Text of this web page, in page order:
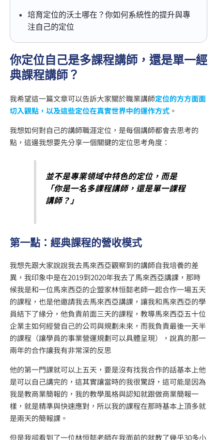
培育定位的沃土哪在？你如何系統性的提升與專
注自己的定位
你定位自己是多課程講師，還是單一經
典課程講師？
我希望這一篇文章可以告訴大家關於職業講師定位的方方面面
切入觀點，以及這些定位在真實世界中的運作方式 。
我想如何對自己的講師職涯定位，是每個講師都會去思考的
點，這邊我想要先分享一個關鍵的定位思考角度：
並不是專業領域中特色的定位，而是
「你是一名多課程講師，還是單一課程
講師？」
第一點：經典課程的營收模式
我想先跟大家說說我去馬來西亞觀察到的講師自我培養的差
異，我印象中是在2019到2020年我去了馬來西亞講課，那時
候我是和一位馬來西亞的企盟家林恒懿老師一起合作一場五天
的課程，也是他邀請我去馬來西亞講課，讓我和馬來西亞的學
員結下了緣分，他負責前面三天的課程，教導馬來西亞五十位
企業主如何經營自己的公司與規劃未來，而我負責最後一天半
的課程（讓學員的事業營運規劃可以具體呈現），說真的那一
兩年的合作讓我有非常深的反思
他的第一門課就可以上五天，要是沒有找我合作的話基本上他
是可以自己講完的，這其實讓當時的我很驚訝，這可能是因為
我是教商業簡報的，我的教學風格與認知就跟做商業簡報一
樣，就是精準與快速應對，所以我的課程在那時基本上頂多就
是兩天的簡報課。
但是我卻看到了一位林恒懿老師在我面前的就教了幾乎30多小